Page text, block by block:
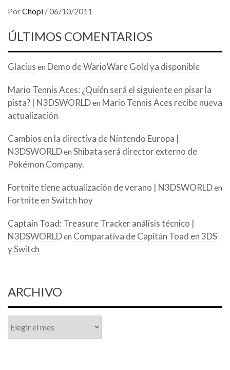
PorChopi /06/10/2011
ÚLTIMOS COMENTARIOS
Glacius en Demo de WarioWare Gold ya disponible
Mario Tennis Aces: ¿Quién será el siguiente en pisar la
pista? | N3DSWORLDen Mario Tennis Aces recibe nueva
actualización
Cambios en la directiva de Nintendo Europa |
N3DSWORLDen Shibata será director externo de
Pokémon Company.
Fortnite tiene actualización de verano | N3DSWORLDen
Fortnite en Switch hoy
Captain Toad: Treasure Tracker análisis técnico |
N3DSWORLDen Comparativa de Capitán Toad en 3DS
y Switch
ARCHIVO